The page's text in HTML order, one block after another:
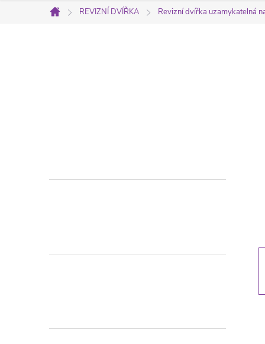
Domů
REVIZNÍ DVÍŘKA Revizní dvířka uzamykatelná
r
p